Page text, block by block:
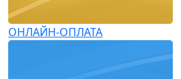
ОНЛАЙН-ОПЛАТА